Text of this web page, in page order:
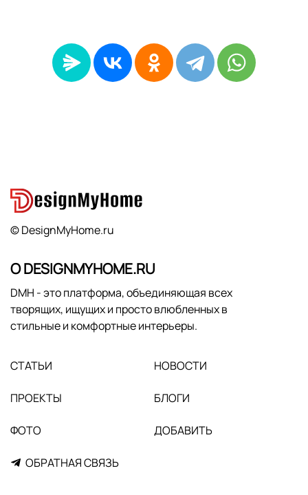
© DesignMyHome.ru
О DESIGNMYHOME.RU
DMH - это платформа, объединяющая всех
творящих, ищущих и просто влюбленных в
стильные и комфортные интерьеры.
СТАТЬИ НОВОСТИ
ПРОЕКТЫ БЛОГИ
ФОТО ДОБАВИТЬ
ОБРАТНАЯ СВЯЗЬ